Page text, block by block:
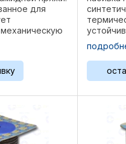
для
высоких
в ходе
каждой нити
Этот
каждую
...